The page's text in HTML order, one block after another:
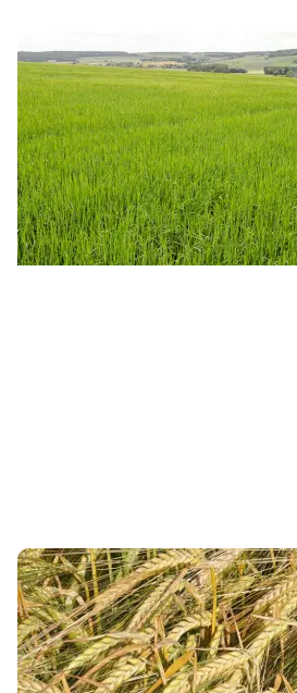
Orges d’hiver et de
variétés réactualisé
Retrouvez les caractéristiques de
d’orges disponibles en 2026...
20 AVR. 2026
Orge de printemps : nos
campagne 2026
Retrouvez tous les résultats
campagne et nos préconisations